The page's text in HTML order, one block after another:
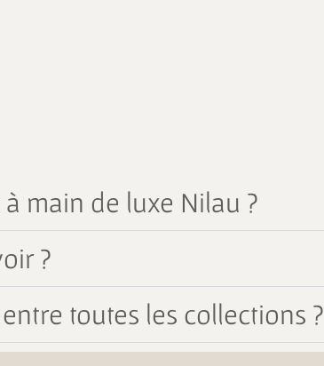
main de luxe Nilau ?
?
toutes les collections ?